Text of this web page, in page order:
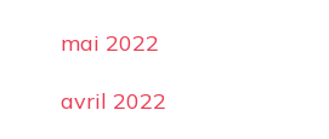
mai 2022
avril 2022